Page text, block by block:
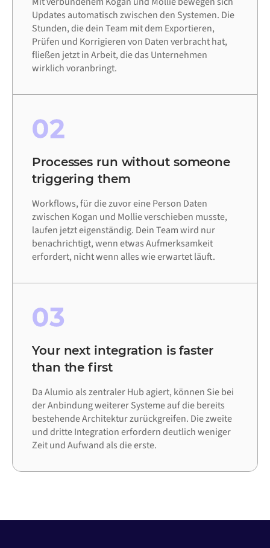
Updates automatisch zwischen den Systemen. Die
Stunden, die dein Team mit dem Exportieren,
Prüfen und Korrigieren von Daten verbracht hat,
fließen jetzt in Arbeit, die das Unternehmen
wirklich voranbringt.
02
Processes run without someone
triggering them
Workflows, für die zuvor eine Person Daten
zwischen Kogan und Mollie verschieben musste,
laufen jetzt eigenständig. Dein Team wird nur
benachrichtigt, wenn etwas Aufmerksamkeit
erfordert, nicht wenn alles wie erwartet läuft.
03
Your next integration is faster
than the first
Da Alumio als zentraler Hub agiert, können Sie bei
der Anbindung weiterer Systeme auf die bereits
bestehende Architektur zurückgreifen. Die zweite
und dritte Integration erfordern deutlich weniger
Zeit und Aufwand als die erste.